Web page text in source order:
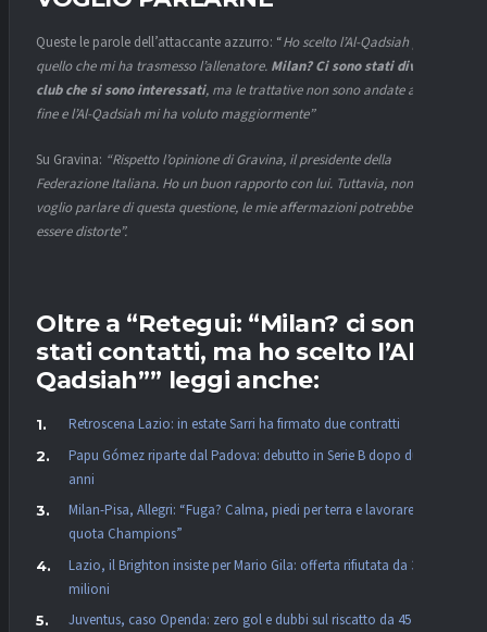
Queste le parole dell’attaccante azzurro: “Ho scelto l’Al-Qadsiah per
quello che mi ha trasmesso l’allenatore. Milan? Ci sono stati diversi
club che si sono interessati, ma le trattative non sono andate a buon
fine e l’Al-Qadsiah mi ha voluto maggiormente”
Su Gravina: “Rispetto l’opinione di Gravina, il presidente della
Federazione Italiana. Ho un buon rapporto con lui. Tuttavia, non
voglio parlare di questa questione, le mie affermazioni potrebbero
essere distorte”.
Oltre a “Retegui: “Milan? ci sono
stati contatti, ma ho scelto l’Al-
Qadsiah”” leggi anche:
Retroscena Lazio: in estate Sarri ha firmato due contratti
Papu Gómez riparte dal Padova: debutto in Serie B dopo due
anni
Milan-Pisa, Allegri: “Fuga? Calma, piedi per terra e lavorare per la
quota Champions”
Lazio, il Brighton insiste per Mario Gila: offerta rifiutata da 34
milioni
Juventus, caso Openda: zero gol e dubbi sul riscatto da 45 mln